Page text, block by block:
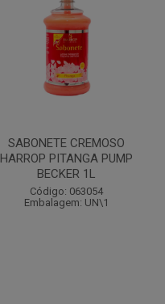
SABONETE CREMOSO
HARROP PITANGA PUMP
BECKER 1L
Código: 063054
Embalagem: UN\1